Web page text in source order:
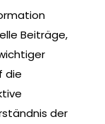
Beiträge,
die
der